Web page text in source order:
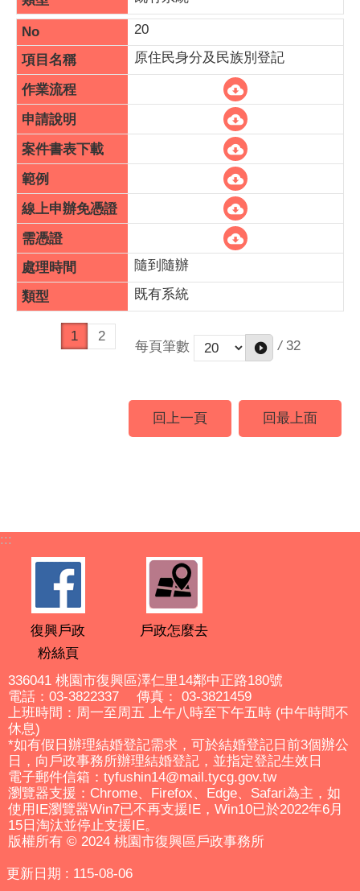
20
原住民身分及民族別登記
隨到隨辦
既有系統
1 2
每頁筆數 / 32
回上一頁 回最上面
:::
復興戶政
粉絲頁
戶政怎麼去
336041 桃園市復興區澤仁里14鄰中正路180號
電話：03-3822337 傳真： 03-3821459
上班時間：周一至周五 上午八時至下午五時 (中午時間不
休息)
*如有假日辦理結婚登記需求，可於結婚登記日前3個辦公
日，向戶政事務所辦理結婚登記，並指定登記生效日
電子郵件信箱：tyfushin14@mail.tycg.gov.tw
瀏覽器支援：Chrome、Firefox、Edge、Safari為主，如
使用IE瀏覽器Win7已不再支援IE，Win10已於2022年6月
15日淘汰並停止支援IE。
版權所有 © 2024 桃園市復興區戶政事務所
更新日期 115-08-06